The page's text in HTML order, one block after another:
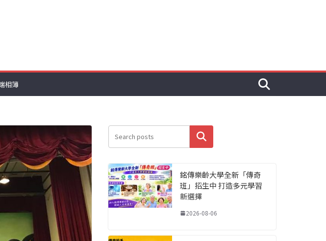
相簿
搜尋
銘傳樂齡大學全新「傳奇
班」招生中 打造多元學習
新選擇
2026-08-06